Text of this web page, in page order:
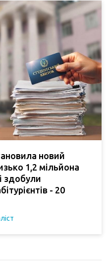
новий
1,2 мільйона
здобули
- 20